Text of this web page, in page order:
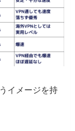
イメージを持